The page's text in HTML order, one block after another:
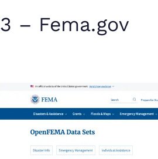
3 – Fema.gov